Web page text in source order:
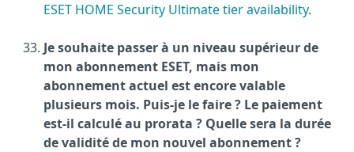
ESET HOME Security Ultimate tier availability.
Je souhaite passer à un niveau supérieur de
mon abonnement ESET, mais mon
abonnement actuel est encore valable
plusieurs mois. Puis-je le faire ? Le paiement
est-il calculé au prorata ? Quelle sera la durée
de validité de mon nouvel abonnement ?